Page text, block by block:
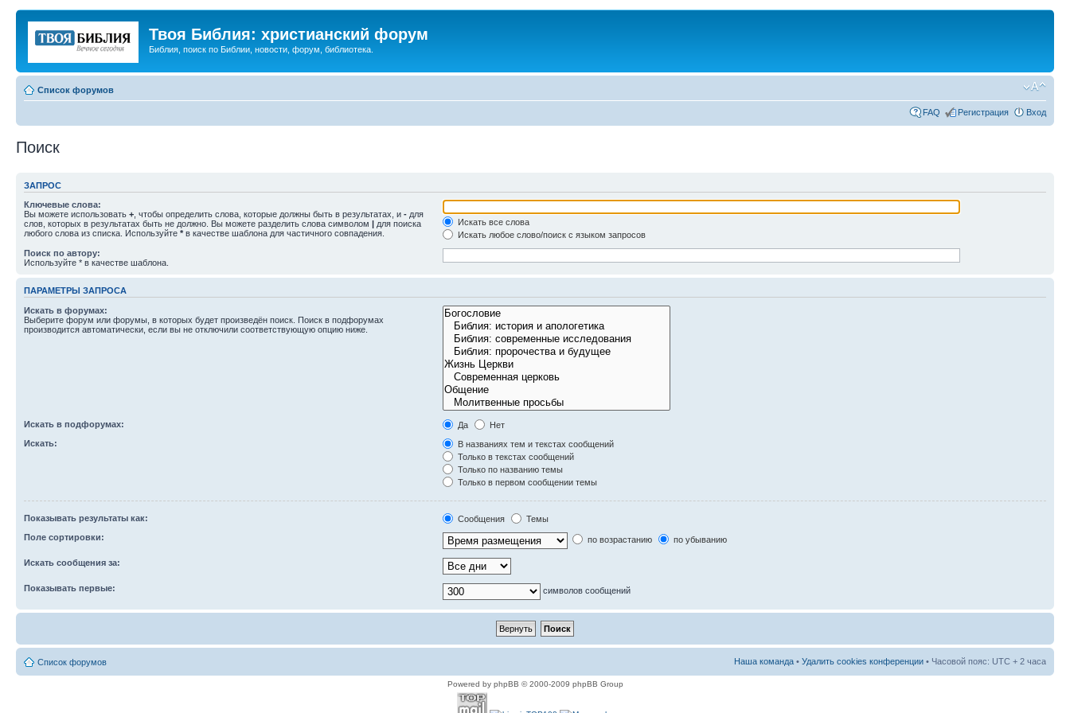
Твоя Библия: христианский форум
Библия, поиск по Библии, новости, форум, библиотека.
Список форумов
FAQ Регистрация Вход
Поиск
ЗАПРОС
Ключевые слова:
Вы можете использовать + , чтобы определить слова, которые должны быть в результатах, и - для
слов, которых в результатах быть не должно. Вы можете разделить слова символом | для поиска
любого слова из списка. Используйте * в качестве шаблона для частичного совпадения.
Искать все слова
Искать любое слово/поиск с языком запросов
Поиск по автору:
Используйте * в качестве шаблона.
ПАРАМЕТРЫ ЗАПРОСА
Искать в форумах:
Выберите форум или форумы, в которых будет произведён поиск. Поиск в подфорумах
производится автоматически, если вы не отключили соответствующую опцию ниже.
Искать в подфорумах: Да
Нет
Искать:
В названиях тем и текстах сообщений
Только в текстах сообщений
Только по названию темы
Только в первом сообщении темы
Показывать результаты как: Сообщения
Темы
Поле сортировки:
по возрастанию по убыванию
Искать сообщения за:
Показывать первые: символов сообщений
Список форумов Наша команда • Удалить cookies конференции • Часовой пояс: UTC + 2 часа
Powered by phpBB © 2000-2009 phpBB Group